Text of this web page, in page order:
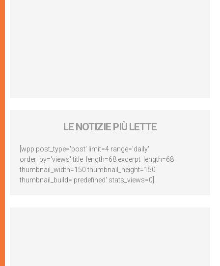
LE NOTIZIE PIÙ LETTE
[wpp post_type='post' limit=4 range='daily'
order_by='views' title_length=68 excerpt_length=68
thumbnail_width=150 thumbnail_height=150
thumbnail_build='predefined' stats_views=0]